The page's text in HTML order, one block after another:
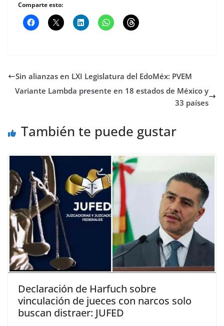
Comparte esto:
Sin alianzas en LXI Legislatura del EdoMéx: PVEM
Variante Lambda presente en 18 estados de México y
33 países
También te puede gustar
Declaración de Harfuch sobre
vinculación de jueces con narcos solo
buscan distraer: JUFED